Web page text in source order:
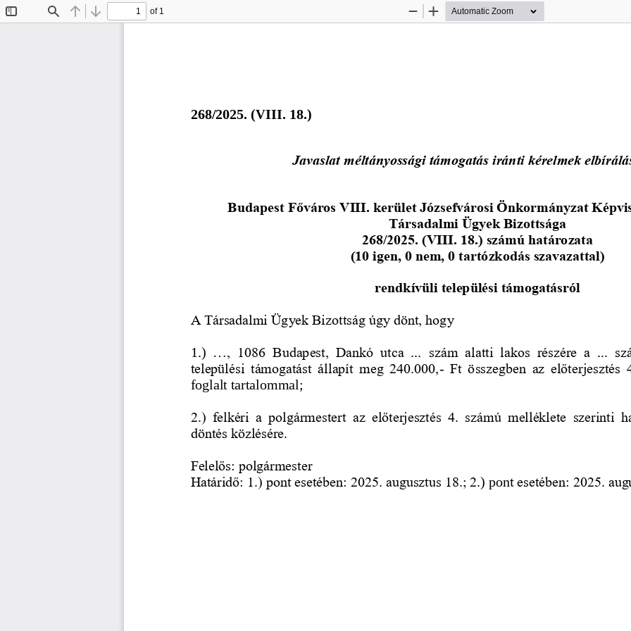
Find Previous
Next
of 1
Zoom
Zoom
268/2025. (VIII. 18.)
Javaslat méltányossági támogatás iránti kérelmek
Budapest Főváros VIII. kerület Józsefvárosi Önkormányzat
Társadalmi Ügyek Bizottsága
268/2025. (VIII. 18.) számú határozata
(10 igen, 0 nem, 0 tartózkodás szavazattal)
rendkívüli települési támogatásról
A Társadalmi Ügyek Bizottság úgy dönt, hogy
1.) ... ,  1086  Budapest,  Dankó  utca szám  alatti  lakos részére  a
.
települési  támogatást  állapít  meg  240.000, - Ft  összegben az  előterjesztés
foglalt tartalommal;
2.)  felkéri  a  polgármestert  az  előterjesztés  4.  számú  melléklete  szerinti
döntés közlésére.
Felelős: polgármester
Határidő: 1.) pont esetében: 2025. augusztus 18.; 2.) pont esetében: 2025.